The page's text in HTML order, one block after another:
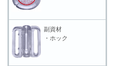
副資材
・ホック